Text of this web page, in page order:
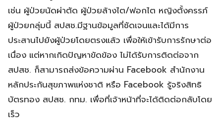
เช่น ผู้ป่วยนัดผ่าตัด ผู้ป่วยล้างไต/ฟอกไต หญิงตั้งครรภ์
ผู้ป่วยกลุ่มนี้ สปสช.มีฐานข้อมูลที่ชัดเจนและได้มีการ
ประสานไปยังผู้ป่วยโดยตรงแล้ว เพื่อให้เข้ารับการรักษาต่อ
เนื่อง แต่หากเกิดปัญหาขัดข้อง ไม่ได้รับการติดต่อจาก
สปสช. ก็สามารถส่งข้อความผ่าน Facebook สำนักงาน
หลักประกันสุขภาพแห่งชาติ หรือ Facebook รู้จริงสิทธิ
บัตรทอง สปสช. กทม. เพื่อที่เจ้าหน้าที่จะได้ติดต่อกลับโดย
เร็ว